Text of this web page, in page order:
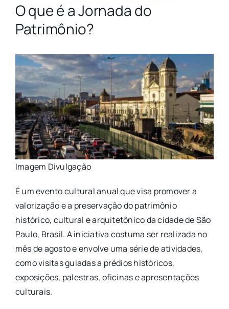
O que é a Jornada do
Patrimônio?
Imagem Divulgação
É um evento cultural anual que visa promover a
valorização e a preservação do patrimônio
histórico, cultural e arquitetônico da cidade de São
Paulo, Brasil. A iniciativa costuma ser realizada no
mês de agosto e envolve uma série de atividades,
como visitas guiadas a prédios históricos,
exposições, palestras, oficinas e apresentações
culturais.